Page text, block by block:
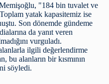
"184 bin tuvalet ve
yatak kapasitemiz ise
Son dönemde gündeme
da yanıt veren
vurguladı.
ilgili değerlendirme
bu alanların bir kısmının
söyledi.